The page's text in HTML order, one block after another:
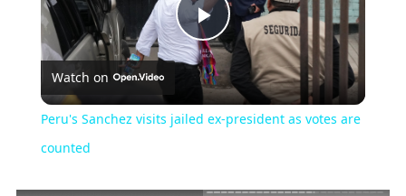
Play
Video
Watch on
Peru's Sanchez visits jailed ex-president as votes are
counted